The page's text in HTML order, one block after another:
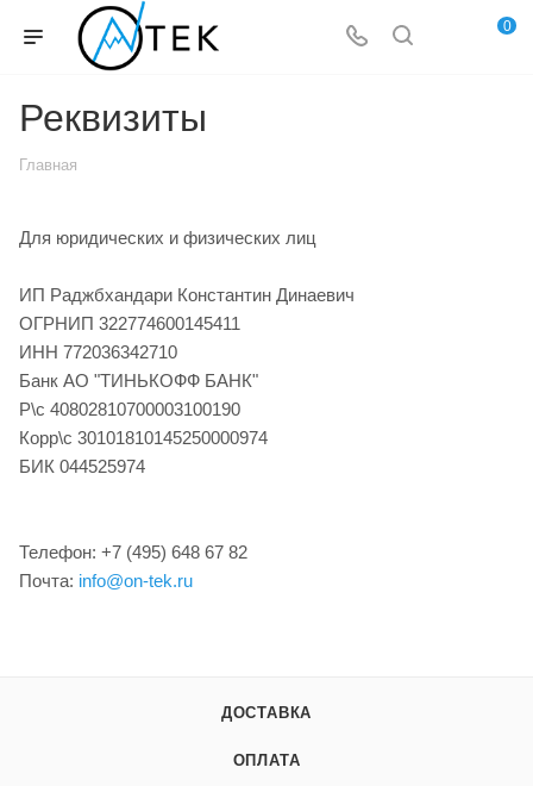
0
Реквизиты
Главная
Для юридических и физических лиц
ИП Раджбхандари Константин Динаевич
ОГРНИП 322774600145411
ИНН 772036342710
Банк АО "ТИНЬКОФФ БАНК"
Р\с 40802810700003100190
Корр\с 30101810145250000974
БИК 044525974
Телефон: +7 (495) 648 67 82
Почта: info@on-tek.ru
ДОСТАВКА
ОПЛАТА